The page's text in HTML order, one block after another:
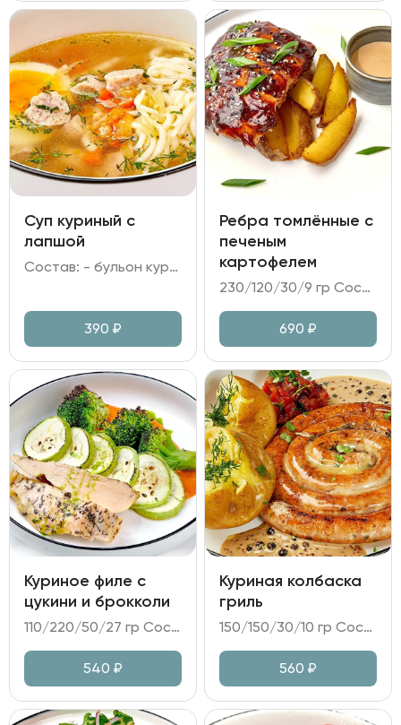
Суп куриный с
лапшой
Состав: - бульон куриный; - лапша; - куриное филе; - яйцо куриное; - морковь, лук репчатый, зелень.
390 ₽
Ребра томлённые с
печеным
картофелем
230/120/30/9 гр Состав: - свиные ребра в глазури барбекю; - картофель печёный; - соус перечный; - кунжут, лук зелёный.
690 ₽
Куриное филе с
цукини и брокколи
110/220/50/27 гр Состав: - куриное филе су-вид; - цукини, брокколи; - соус из печенного перца; - масло укропное, масло растительное, зелень.
540 ₽
Куриная колбаска
гриль
150/150/30/10 гр Состав: - колбаса куриная; - картофель в золе; овощная икра Рататуй; - соус перечный; - горчица.
560 ₽